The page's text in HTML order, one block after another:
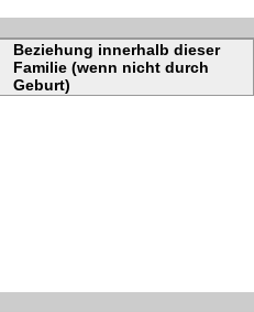
Beziehung innerhalb dieser
Familie (wenn nicht durch
Geburt)